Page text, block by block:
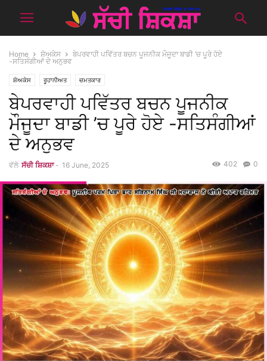
Home ਸ਼ੋਅਕੇਸ
ਬੇਪਰਵਾਹੀ ਪਵਿੱਤਰ ਬਚਨ ਪੂਜਨੀਕ ਮੌਜੂਦਾ ਬਾਡੀ ’ਚ ਪੂਰੇ ਹੋਏ
-ਸਤਿਸੰਗੀਆਂ ਦੇ ਅਨੁਭਵ
ਸ਼ੋਅਕੇਸ ਰੂਹਾਨੀਅਤ ਚਮਤਕਾਰ
ਬੇਪਰਵਾਹੀ ਪਵਿੱਤਰ ਬਚਨ ਪੂਜਨੀਕ
ਮੌਜੂਦਾ ਬਾਡੀ ’ਚ ਪੂਰੇ ਹੋਏ -ਸਤਿਸੰਗੀਆਂ
ਦੇ ਅਨੁਭਵ
ਵੱਲੋ ਸੱਚੀ ਸ਼ਿਕਸ਼ਾ - 16 June, 2025 0
402